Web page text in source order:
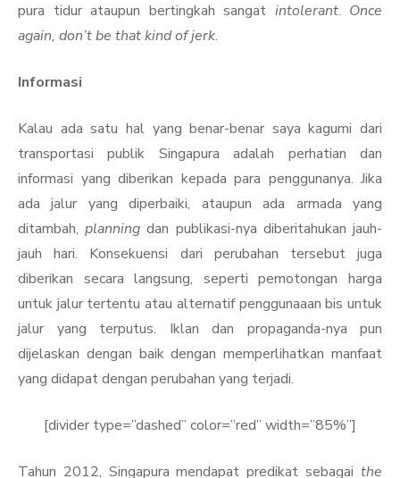
pura tidur ataupun bertingkah sangat intolerant. Once
again, don’t be that kind of jerk.
Informasi
Kalau ada satu hal yang benar-benar saya kagumi dari
transportasi publik Singapura adalah perhatian dan
informasi yang diberikan kepada para penggunanya. Jika
ada jalur yang diperbaiki, ataupun ada armada yang
ditambah,planning dan publikasi-nya diberitahukan jauh-
jauh hari. Konsekuensi dari perubahan tersebut juga
diberikan secara langsung, seperti pemotongan harga
untuk jalur tertentu atau alternatif penggunaaan bis untuk
jalur yang terputus. Iklan dan propaganda-nya pun
dijelaskan dengan baik dengan memperlihatkan manfaat
yang didapat dengan perubahan yang terjadi.
[divider type=”dashed” color=”red” width=”85%”]
Tahun 2012, Singapura mendapat predikat sebagai the